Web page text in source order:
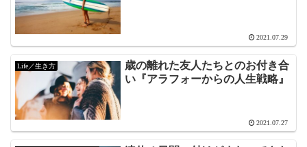
2021.07.29
Life／生き方
歳の離れた友人たちとのお付き合
い『アラフォーからの人生戦略』
2021.07.27